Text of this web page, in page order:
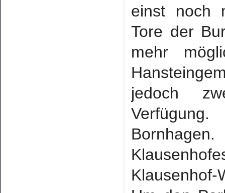
einst noch
Tore der
mehr
jedoch
Verfügung.